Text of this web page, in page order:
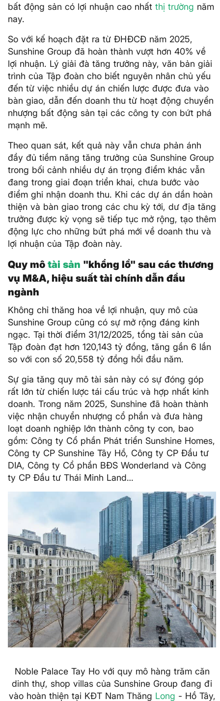
bất động sản có lợi nhuận cao nhất thị trường năm
nay.
So với kế hoạch đặt ra từ ĐHĐCĐ năm 2025,
Sunshine Group đã hoàn thành vượt hơn 40% về
lợi nhuận. Lý giải đà tăng trưởng này, văn bản giải
trình của Tập đoàn cho biết nguyên nhân chủ yếu
đến từ việc nhiều dự án chiến lược được đưa vào
bàn giao, dẫn đến doanh thu từ hoạt động chuyển
nhượng bất động sản tại các công ty con bứt phá
mạnh mẽ.
Theo quan sát, kết quả này vẫn chưa phản ánh
đầy đủ tiềm năng tăng trưởng của Sunshine Group
trong bối cảnh nhiều dự án trọng điểm khác vẫn
đang trong giai đoạn triển khai, chưa bước vào
điểm ghi nhận doanh thu. Khi các dự án dần hoàn
thiện và bàn giao trong các chu kỳ tới, dư địa tăng
trưởng được kỳ vọng sẽ tiếp tục mở rộng, tạo thêm
động lực cho những bứt phá mới về doanh thu và
lợi nhuận của Tập đoàn này.
Quy mô tài sản "khổng lồ" sau các thương
vụ M&A, hiệu suất tài chính dẫn đầu
ngành
Không chỉ thăng hoa về lợi nhuận, quy mô của
Sunshine Group cũng có sự mở rộng đáng kinh
ngạc. Tại thời điểm 31/12/2025, tổng tài sản của
Tập đoàn đạt hơn 120,143 tỷ đồng, tăng gần 6 lần
so với con số 20,558 tỷ đồng hồi đầu năm.
Sự gia tăng quy mô tài sản này có sự đóng góp
rất lớn từ chiến lược tái cấu trúc và hợp nhất kinh
doanh. Trong năm 2025, Sunshine đã hoàn thành
việc nhận chuyển nhượng cổ phần và đưa hàng
loạt doanh nghiệp lớn thành công ty con, bao
gồm: Công ty Cổ phần Phát triển Sunshine Homes,
Công ty CP Sunshine Tây Hồ, Công ty CP Đầu tư
DIA, Công ty Cổ phần BĐS Wonderland và Công
ty CP Đầu tư Thái Minh Land…
Noble Palace Tay Ho với quy mô hàng trăm căn
dinh thự, shop villas của Sunshine Group đang đi
vào hoàn thiện tại KĐT Nam Thăng Long - Hồ Tây,